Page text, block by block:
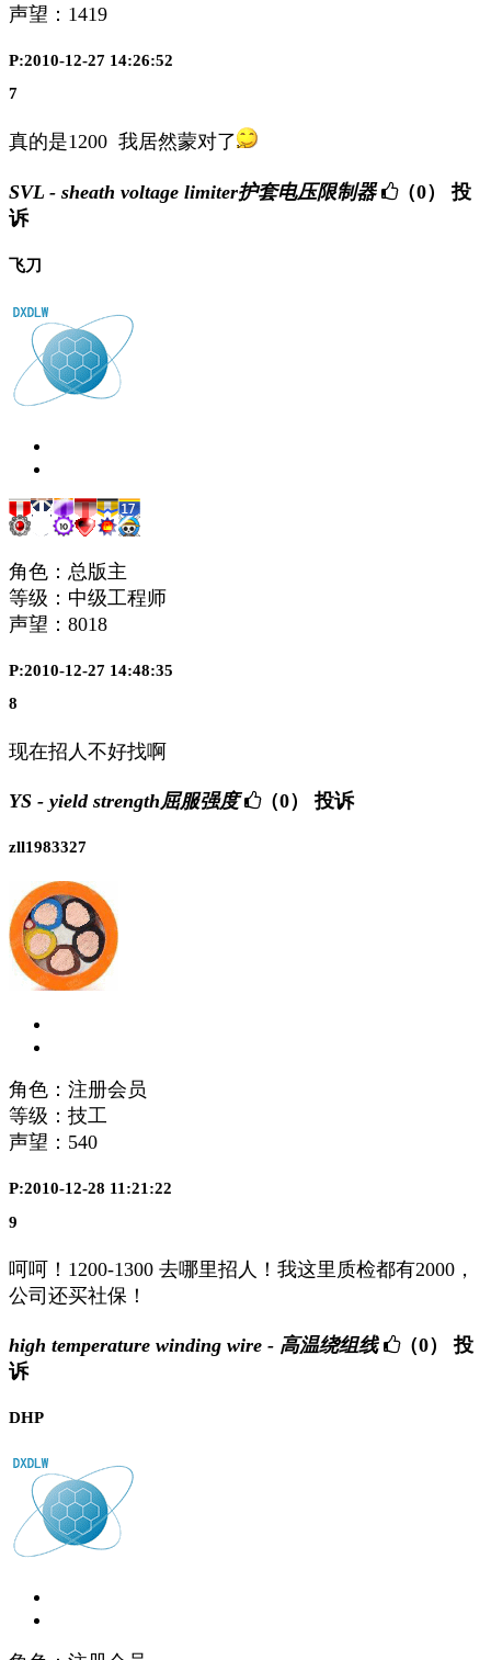
声望： 1419
P:2010-12-27 14:26:52
7
真的是1200 我居然蒙对了
SVL - sheath voltage limiter护套电压限制器 （0）
投
诉
飞刀
角色：总版主
等级：中级工程师
声望： 8018
P:2010-12-27 14:48:35
8
现在招人不好找啊
YS - yield strength屈服强度 （0） 投诉
zll1983327
角色：注册会员
等级：技工
声望： 540
P:2010-12-28 11:21:22
9
呵呵！1200-1300 去哪里招人！我这里质检都有2000，
公司还买社保！
high temperature winding wire - 高温绕组线 （0）
投
诉
DHP